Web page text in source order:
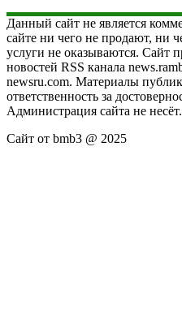
Данный сайт не является
сайте ни чего не продают, ни
услуги не оказываются. Сайт
новостей RSS канала
newsru.com. Материалы
ответственность за
Администрация сайта не несёт.
Сайт от bmb3 @ 2025